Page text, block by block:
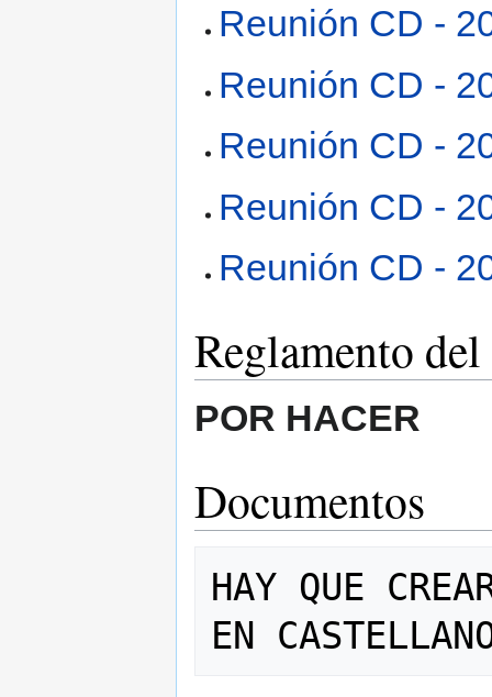
Reunión CD -
Reunión CD -
Reunión CD -
Reunión CD -
Reunión CD -
Reglamento
POR HACER
Documentos
HAY QUE